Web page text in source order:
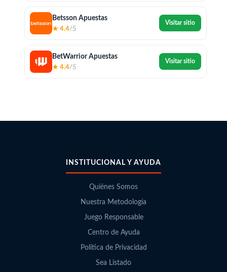
Betsson Apuestas
★ 4.4/5
Visitar sitio
BetWarrior Apuestas
★ 4.4/5
Visitar sitio
INSTITUCIONAL Y AYUDA
Quiénes Somos
Nuestra Metodología
Juego Responsable
Centro de Ayuda
Política de Privacidad
Sea Listado